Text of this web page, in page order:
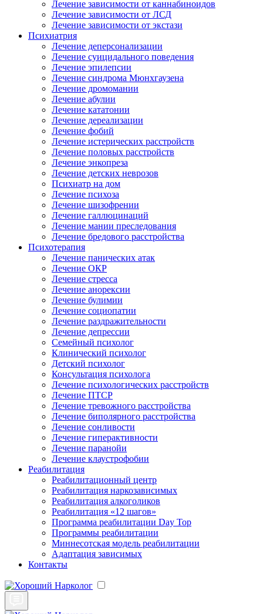
Лечение зависимости от каннабиноидов
Лечение зависимости от ЛСД
Лечение зависимости от экстази
Психиатрия
Лечение деперсонализации
Лечение суицидального поведения
Лечение эпилепсии
Лечение синдрома Мюнхгаузена
Лечение дромомании
Лечение абулии
Лечение кататонии
Лечение дереализации
Лечение фобий
Лечение истерических расстройств
Лечение половых расстройств
Лечение энкопреза
Лечение детских неврозов
Психиатр на дом
Лечение психоза
Лечение шизофрении
Лечение галлюцинаций
Лечение мании преследования
Лечение бредового расстройства
Психотерапия
Лечение панических атак
Лечение ОКР
Лечение стресса
Лечение анорексии
Лечение булимии
Лечение социопатии
Лечение раздражительности
Лечение депрессии
Семейный психолог
Клинический психолог
Детский психолог
Консультация психолога
Лечение психологических расстройств
Лечение ПТСР
Лечение тревожного расстройства
Лечение биполярного расстройства
Лечение сонливости
Лечение гиперактивности
Лечение паранойи
Лечение клаустрофобии
Реабилитация
Реабилитационный центр
Реабилитация наркозависимых
Реабилитация алкоголиков
Реабилитация «12 шагов»
Программа реабилитации Day Top
Программы реабилитации
Миннесотская модель реабилитации
Адаптация зависимых
Контакты